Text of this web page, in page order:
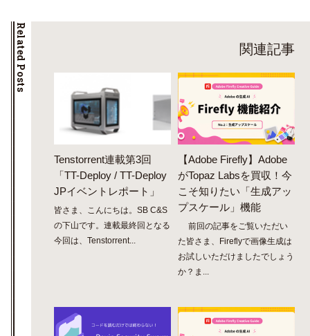
Related Posts 関連記事
Tenstorrent連載第3回
「TT-Deploy / TT-Deploy
JPイベントレポート」
皆さま、こんにちは。SB C&S
の下山です。連載最終回となる
今回は、Tenstorrent...
【Adobe Firefly】Adobe
がTopaz Labsを買収！今
こそ知りたい「生成アッ
プスケール」機能
前回の記事をご覧いただい
た皆さま、Fireflyで画像生成は
お試しいただけましたでしょう
か？ま...